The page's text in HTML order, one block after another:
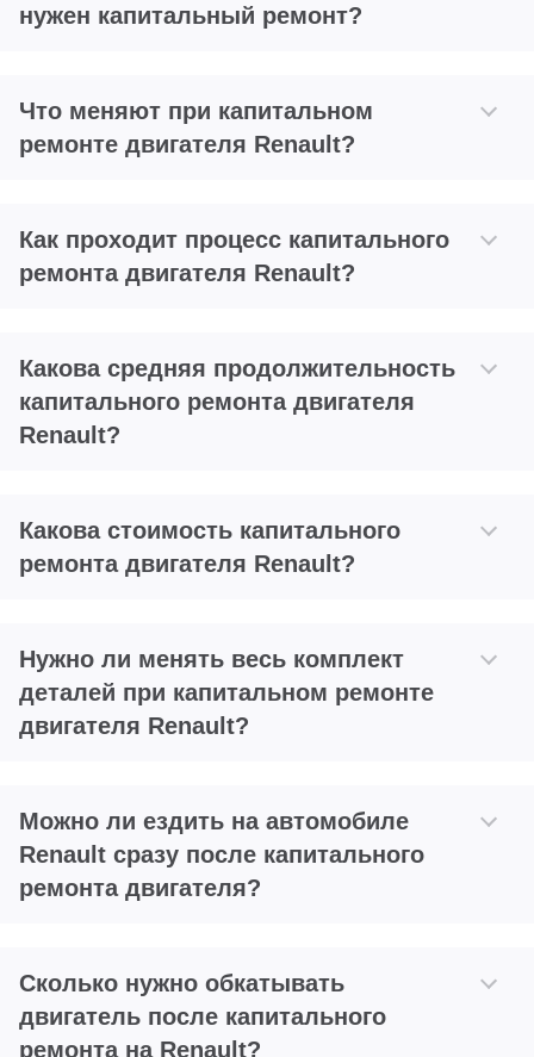
нужен капитальный ремонт?
Что меняют при капитальном
ремонте двигателя Renault?
Как проходит процесс капитального
ремонта двигателя Renault?
Какова средняя продолжительность
капитального ремонта двигателя
Renault?
Какова стоимость капитального
ремонта двигателя Renault?
Нужно ли менять весь комплект
деталей при капитальном ремонте
двигателя Renault?
Можно ли ездить на автомобиле
Renault сразу после капитального
ремонта двигателя?
Сколько нужно обкатывать
двигатель после капитального
ремонта на Renault?